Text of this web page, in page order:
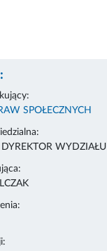
SPOŁECZNYCH
WYDZIAŁU